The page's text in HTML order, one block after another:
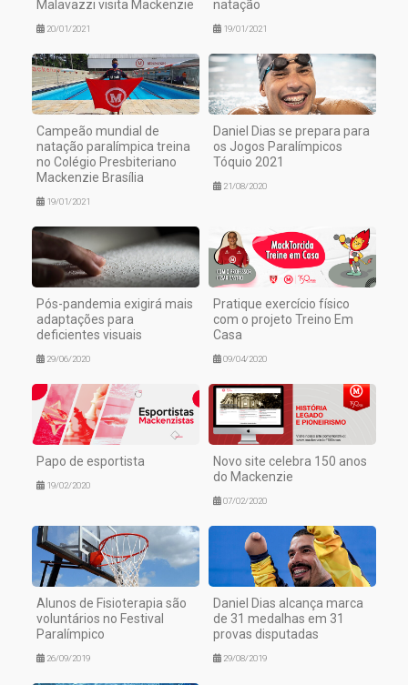
Malavazzi visita Mackenzie
20/01/2021
natação
19/01/2021
Campeão mundial de
natação paralímpica treina
no Colégio Presbiteriano
Mackenzie Brasília
19/01/2021
Daniel Dias se prepara para
os Jogos Paralímpicos
Tóquio 2021
21/08/2020
Pós-pandemia exigirá mais
adaptações para
deficientes visuais
29/06/2020
Pratique exercício físico
com o projeto Treino Em
Casa
09/04/2020
Papo de esportista
19/02/2020
Novo site celebra 150 anos
do Mackenzie
07/02/2020
Alunos de Fisioterapia são
voluntários no Festival
Paralímpico
26/09/2019
Daniel Dias alcança marca
de 31 medalhas em 31
provas disputadas
29/08/2019